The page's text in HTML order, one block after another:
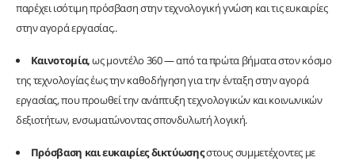
παρέχει ισότιμη πρόσβαση στην τεχνολογική γνώση και τις ευκαιρίες
στην αγορά εργασίας..
Καινοτομία,ως μοντέλο 360 — από τα πρώτα βήματα στον κόσμο
της τεχνολογίας έως την καθοδήγηση για την ένταξη στην αγορά
εργασίας, που προωθεί την ανάπτυξη τεχνολογικών και κοινωνικών
δεξιοτήτων, ενσωματώνοντας σπονδυλωτή λογική.
Πρόσβαση και ευκαιρίες δικτύωσηςστους συμμετέχοντες με